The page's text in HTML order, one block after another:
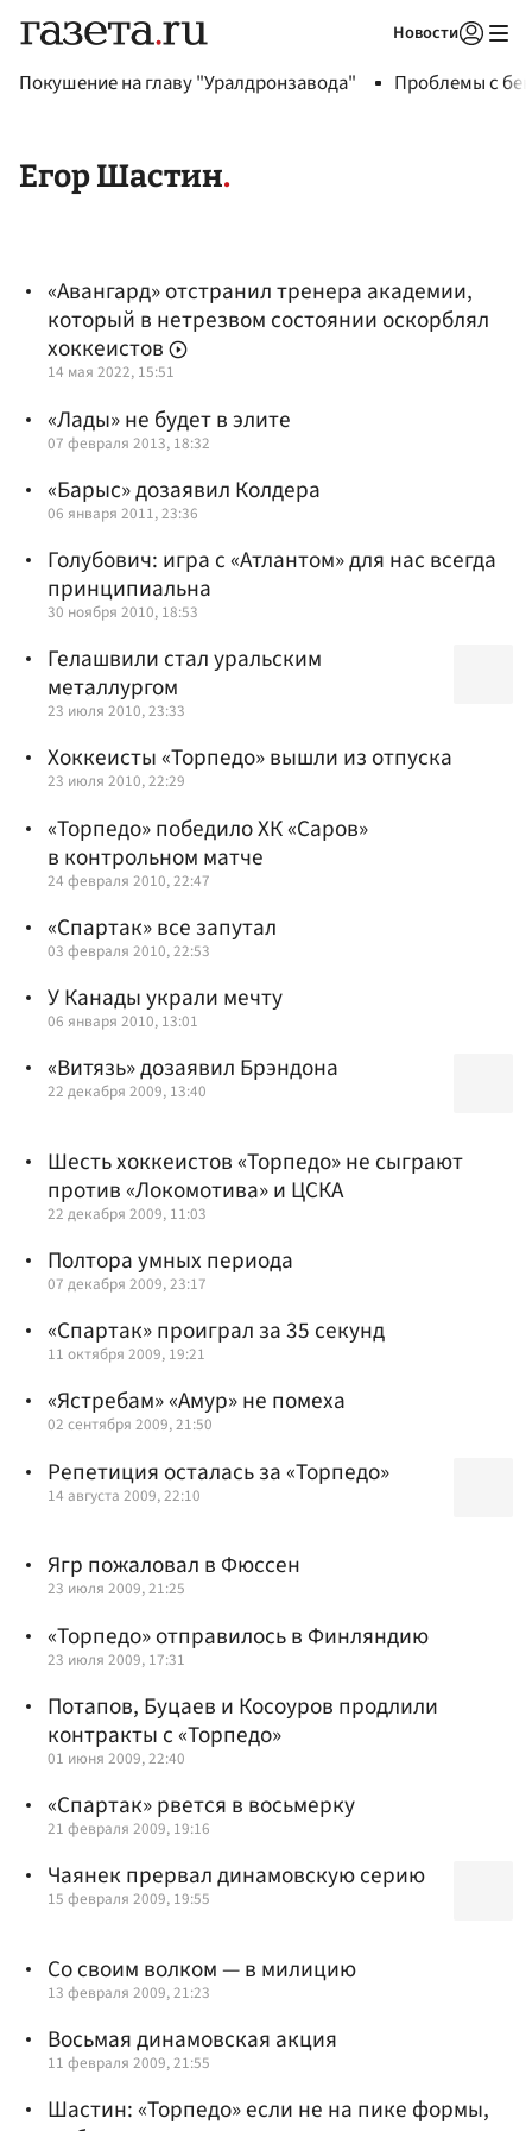
Новости
Покушение на главу "Уралдронзавода" Проблемы с
Егор Шастин
«Авангард» отстранил тренера академии,
который в нетрезвом состоянии оскорблял
хоккеистов
14 мая 2022, 15:51
«Лады» не будет в элите
07 февраля 2013, 18:32
«Барыс» дозаявил Колдера
06 января 2011, 23:36
Голубович: игра с «Атлантом» для нас всегда
принципиальна
30 ноября 2010, 18:53
Гелашвили стал уральским
металлургом
23 июля 2010, 23:33
Хоккеисты «Торпедо» вышли из отпуска
23 июля 2010, 22:29
«Торпедо» победило ХК «Саров»
в контрольном матче
24 февраля 2010, 22:47
«Спартак» все запутал
03 февраля 2010, 22:53
У Канады украли мечту
06 января 2010, 13:01
«Витязь» дозаявил Брэндона
22 декабря 2009, 13:40
Шесть хоккеистов «Торпедо» не сыграют
против «Локомотива» и ЦСКА
22 декабря 2009, 11:03
Полтора умных периода
07 декабря 2009, 23:17
«Спартак» проиграл за 35 секунд
11 октября 2009, 19:21
«Ястребам» «Амур» не помеха
02 сентября 2009, 21:50
Репетиция осталась за «Торпедо»
14 августа 2009, 22:10
Ягр пожаловал в Фюссен
23 июля 2009, 21:25
«Торпедо» отправилось в Финляндию
23 июля 2009, 17:31
Потапов, Буцаев и Косоуров продлили
контракты с «Торпедо»
01 июня 2009, 22:40
«Спартак» рвется в восьмерку
21 февраля 2009, 19:16
Чаянек прервал динамовскую серию
15 февраля 2009, 19:55
Со своим волком — в милицию
13 февраля 2009, 21:23
Восьмая динамовская акция
11 февраля 2009, 21:55
Шастин: «Торпедо» если не на пике формы,